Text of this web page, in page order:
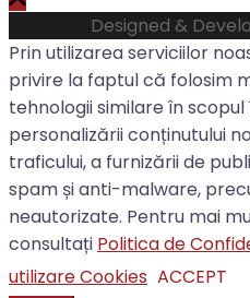
Designed &
Prin utilizarea serviciilor
privire la faptul că folosim
tehnologii similare în
personalizării conținutului
traficului, a furnizării de
spam și anti-malware,
neautorizate. Pentru mai
consultați Politica de
utilizare Cookies ACCEPT